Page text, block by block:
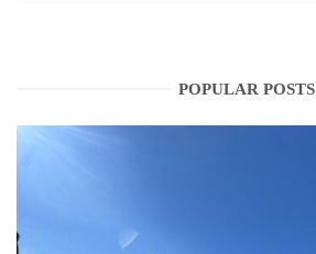
POPULAR POSTS